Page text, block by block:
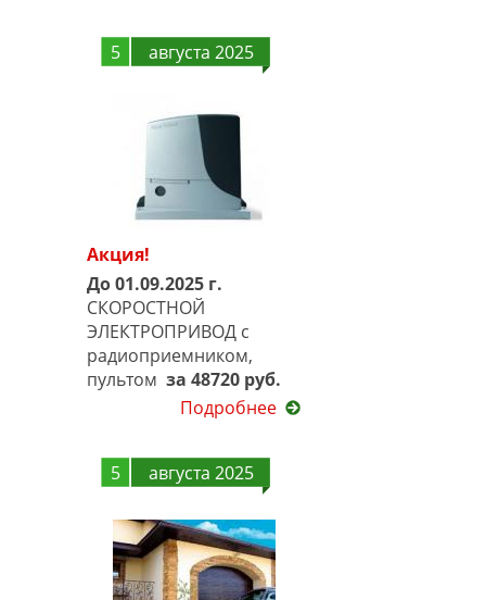
5 августа 2025
Акция!
До 01.09.2025 г.
СКОРОСТНОЙ
ЭЛЕКТРОПРИВОД с
радиоприемником,
пультом за 48720 руб.
Подробнее
5 августа 2025